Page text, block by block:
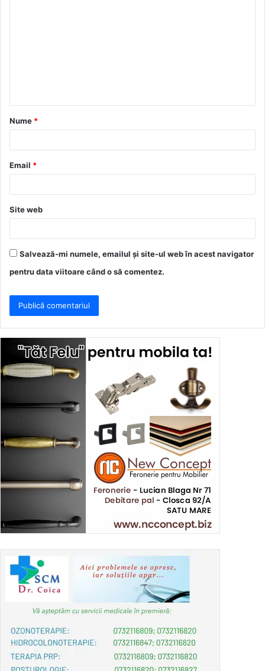
a
r
*
Nume *
Email *
Site web
Salvează-mi numele, emailul și site-ul web în acest navigator
pentru data viitoare când o să comentez.